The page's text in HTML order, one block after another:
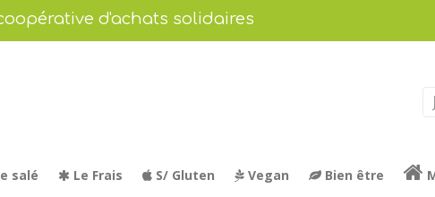
d'achats solidaires
salé Le Frais S/ Gluten Vegan Bien être